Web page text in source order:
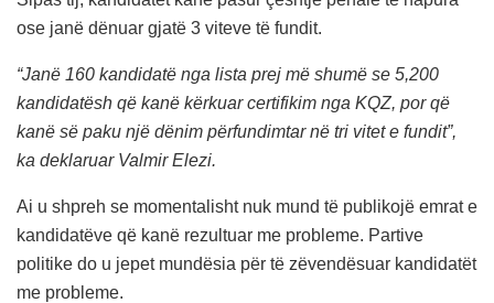
ose janë dënuar gjatë 3 viteve të fundit.
“Janë 160 kandidatë nga lista prej më shumë se 5,200
kandidatësh që kanë kërkuar certifikim nga KQZ, por që
kanë së paku një dënim përfundimtar në tri vitet e fundit”,
ka deklaruar Valmir Elezi.
Ai u shpreh se momentalisht nuk mund të publikojë emrat e
kandidatëve që kanë rezultuar me probleme. Partive
politike do u jepet mundësia për të zëvendësuar kandidatët
me probleme.